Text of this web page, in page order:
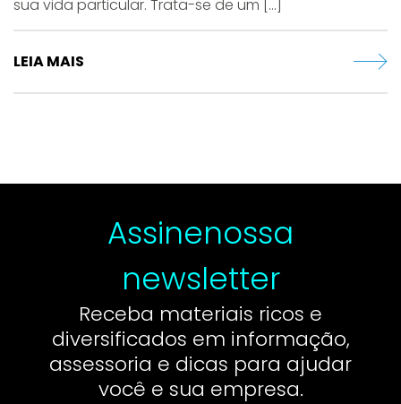
sua vida particular. Trata-se de um [...]
LEIA MAIS
Assinenossa
newsletter
Receba materiais ricos e
diversificados em informação,
assessoria e dicas para ajudar
você e sua empresa.